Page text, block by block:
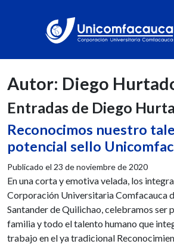
Autor: Diego
Entradas de Diego
Reconocimos nuestro
potencial sello
Publicado el 23 de noviembre de 2020
En una corta y emotiva velada, los
Corporación Universitaria Comfacauca
Santander de Quilichao, celebramos ser
familia y todo el talento humano que
trabajo en el ya tradicional